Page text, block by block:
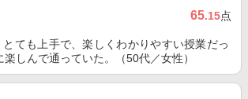
65.15点
ても上手で、楽しくわかりやすい授業だっ
しんで通っていた。（50代／女性）